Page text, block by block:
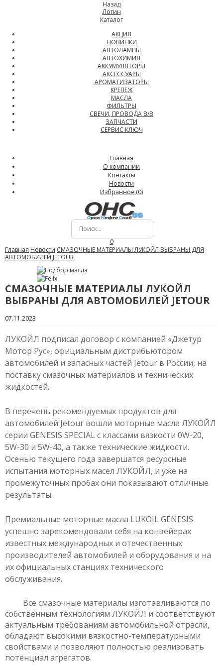
Назад
Логин
Каталог
АКЦИЯ
НОВИНКИ
АВТОЛАМПЫ
АВТОХИМИЯ
АККУМУЛЯТОРЫ
АКСЕССУАРЫ
АРОМАТИЗАТОРЫ
КРЕПЕЖ
МАСЛА
ФИЛЬТРЫ
СВЕЧИ, ПРОВОДА В/В
ЗАПЧАСТИ
СЕРВИС КЛЮЧ
Главная
О компании
Контакты
Новости
Избранное (0)
0
Главная Новости СМАЗОЧНЫЕ МАТЕРИАЛЫ ЛУКОЙЛ ВЫБРАНЫ ДЛЯ
АВТОМОБИЛЕЙ JETOUR
СМАЗОЧНЫЕ МАТЕРИАЛЫ ЛУКОЙЛ
ВЫБРАНЫ ДЛЯ АВТОМОБИЛЕЙ JETOUR
07.11.2023
ЛУКОЙЛ подписал договор с компанией «Джетур
Moтop Pyc», официальным дистрибьютором
автомобилей и запасных частей Jetour в России, на
поставку смазочных материалов и технических
жидкостей.
В перечень рекомендуемых продуктов для
автомобилей Jetour вошли моторные масла ЛУКОЙЛ
серии GENESIS SPECIAL с классами вязкости 0W-20,
5W-30 и 5W-40, а также технические жидкости.
Осенью текущего года завершатся ресурсные
испытания моторных масел ЛУКОЙЛ, и уже на
промежуточных пробах они показывают отличные
результаты.
Премиальные моторные масла LUKOIL GENESIS
успешно зарекомендовали себя на конвейерах
известных международных и отечественных
производителей автомобилей и оборудования и на
их официальных станциях технического
обслуживания.
Все смазочные материалы изготавливаются по
собственным технологиям ЛУКОЙЛ и соответствуют
актуальным требованиям автомобильной отрасли,
обладают высокими вязкостно-температурными
свойствами и позволяют полностью реализовать
потенциал агрегатов.